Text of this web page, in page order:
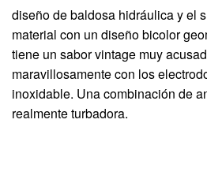
diseño de baldosa hidráulica y el
material con un diseño bicolor
tiene un sabor vintage muy
maravillosamente con los
inoxidable. Una combinación de
realmente turbadora.